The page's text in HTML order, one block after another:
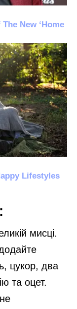
мисці.
цукор, два
та оцет.